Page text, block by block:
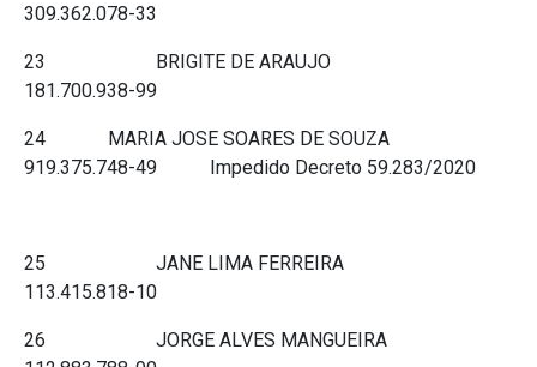
309.362.078-33
23 BRIGITE DE ARAUJO
181.700.938-99
24 MARIA JOSE SOARES DE SOUZA
919.375.748-49 Impedido Decreto 59.283/2020
25 JANE LIMA FERREIRA
113.415.818-10
26 JORGE ALVES MANGUEIRA